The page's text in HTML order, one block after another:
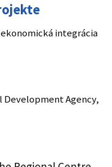
integrácia
Development Agency,